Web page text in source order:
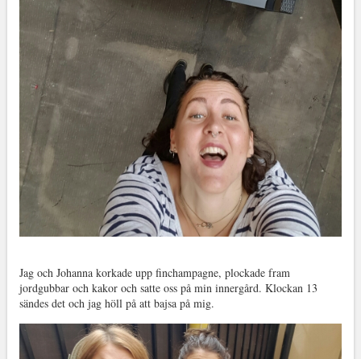
Jag och Johanna korkade upp finchampagne, plockade fram
jordgubbar och kakor och satte oss på min innergård. Klockan 13
sändes det och jag höll på att bajsa på mig.